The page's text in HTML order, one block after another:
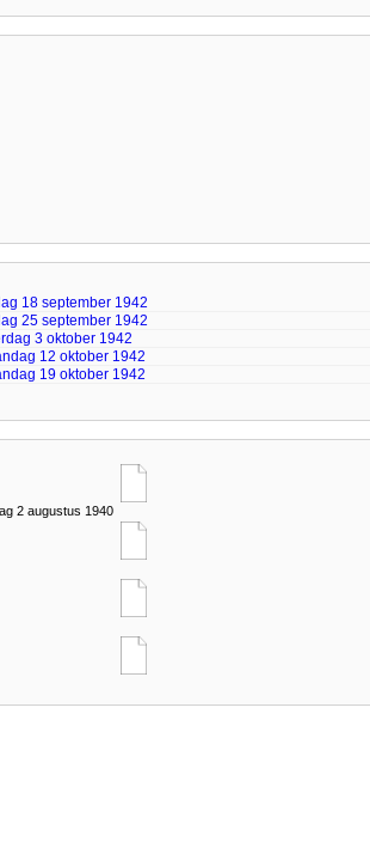
18 september 1942
25 september 1942
3 oktober 1942
12 oktober 1942
19 oktober 1942
2 augustus 1940